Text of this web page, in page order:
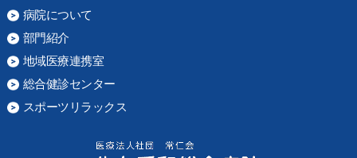
病院について
部門紹介
地域医療連携室
総合健診センター
スポーツリラックス